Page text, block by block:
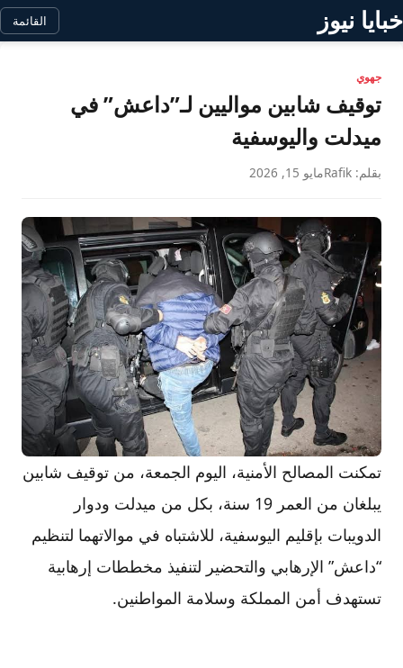
خبايا نيوز القائمة
جهوي
توقيف شابين مواليين لـ”داعش” في
ميدلت واليوسفية
بقلم: Rafik مايو 15, 2026
تمكنت المصالح الأمنية، اليوم الجمعة، من توقيف شابين
يبلغان من العمر 19 سنة، بكل من ميدلت ودوار
الدويبات بإقليم اليوسفية، للاشتباه في موالاتهما لتنظيم
“داعش” الإرهابي والتحضير لتنفيذ مخططات إرهابية
تستهدف أمن المملكة وسلامة المواطنين.